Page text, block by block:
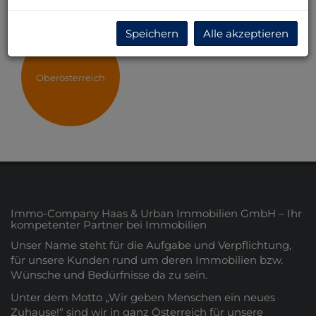
Oberösterreich
Immo-Company Haas & Urban Immobilien GmbH – Ihr
kompetenter Partner bei Immobilien
Unser Name steht für die Aufgabe und Verpflichtung,
für unsere Kunden rund um deren Immobilien bzw.
Wünsche und Bedürfnisse da zu sein.
Unter dem Motto „Wir geben Menschen ein neues
Zuhause!“ sind wir in ganz Österreich für unsere
Speichern Alle akzeptieren